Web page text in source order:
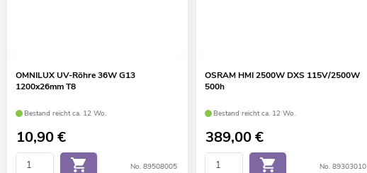
OMNILUX UV-Röhre 36W G13
1200x26mm T8
Bestand reicht ca. 12 Wo.
10,90€
No. 89508005
OSRAM HMI 2500W DXS 115V/2500W
500h
Bestand reicht ca. 12 Wo.
389,00€
No. 89303010